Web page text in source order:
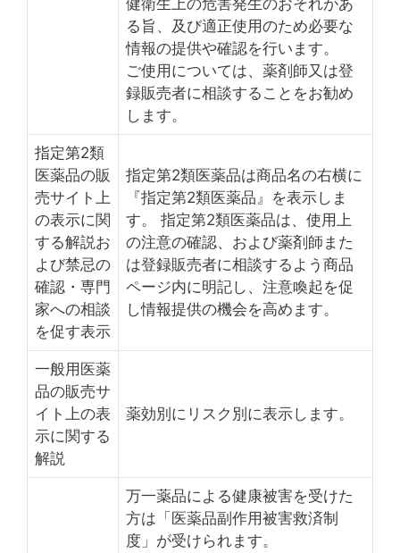
る旨、及び適正使用のため必要な
情報の提供や確認を行います。
ご使用については、薬剤師又は登
録販売者に相談することをお勧め
します。
指定第2類
医薬品の販
売サイト上
の表示に関
する解説お
よび禁忌の
確認・専門
家への相談
を促す表示
指定第2類医薬品は商品名の右横に
『指定第2類医薬品』を表示しま
す。 指定第2類医薬品は、使用上
の注意の確認、および薬剤師また
は登録販売者に相談するよう商品
ページ内に明記し、注意喚起を促
し情報提供の機会を高めます。
一般用医薬
品の販売サ
イト上の表
示に関する
解説
薬効別にリスク別に表示します。
万一薬品による健康被害を受けた
方は「医薬品副作用被害救済制
度」が受けられます。